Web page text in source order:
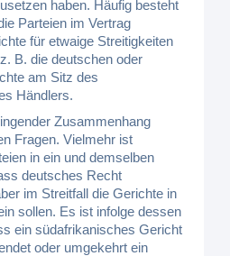
haben. Häufig besteht
Parteien im Vertrag
für etwaige Streitigkeiten
B. die deutschen oder
am Sitz des
Händlers.
Zusammenhang
Fragen. Vielmehr ist
in ein und demselben
deutsches Recht
im Streitfall die Gerichte in
sollen. Es ist infolge dessen
ein südafrikanisches Gericht
oder umgekehrt ein